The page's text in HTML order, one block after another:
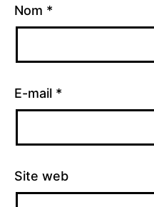
Nom *
E-mail *
Site web